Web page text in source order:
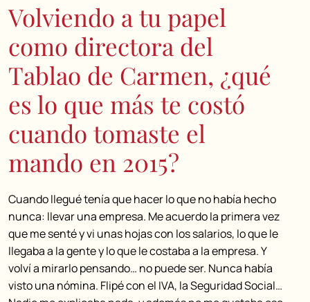
Volviendo a tu papel
como directora del
Tablao de Carmen, ¿qué
es lo que más te costó
cuando tomaste el
mando en 2015?
Cuando llegué tenía que hacer lo que no había hecho
nunca: llevar una empresa. Me acuerdo la primera vez
que me senté y vi unas hojas con los salarios, lo que le
llegaba a la gente y lo que le costaba a la empresa. Y
volví a mirarlo pensando… no puede ser. Nunca había
visto una nómina. Flipé con el IVA, la Seguridad Social…